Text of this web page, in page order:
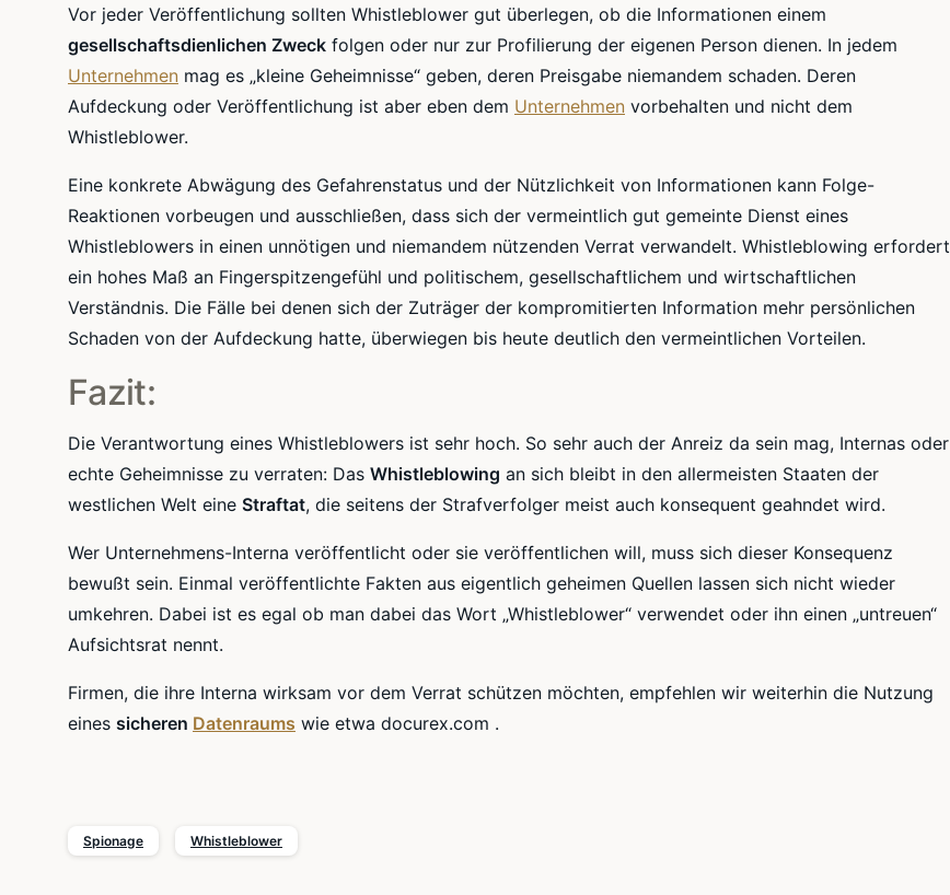
Vor jeder Veröffentlichung sollten Whistleblower gut überlegen, ob die Informationen einem
gesellschaftsdienlichen Zweck folgen oder nur zur Profilierung der eigenen Person dienen. In jedem
Unternehmen mag es „kleine Geheimnisse“ geben, deren Preisgabe niemandem schaden. Deren
Aufdeckung oder Veröffentlichung ist aber eben dem Unternehmen vorbehalten und nicht dem
Whistleblower.
Eine konkrete Abwägung des Gefahrenstatus und der Nützlichkeit von Informationen kann Folge-
Reaktionen vorbeugen und ausschließen, dass sich der vermeintlich gut gemeinte Dienst eines
Whistleblowers in einen unnötigen und niemandem nützenden Verrat verwandelt. Whistleblowing erfordert
ein hohes Maß an Fingerspitzengefühl und politischem, gesellschaftlichem und wirtschaftlichen
Verständnis. Die Fälle bei denen sich der Zuträger der kompromitierten Information mehr persönlichen
Schaden von der Aufdeckung hatte, überwiegen bis heute deutlich den vermeintlichen Vorteilen.
Fazit:
Die Verantwortung eines Whistleblowers ist sehr hoch. So sehr auch der Anreiz da sein mag, Internas oder
echte Geheimnisse zu verraten: Das Whistleblowing an sich bleibt in den allermeisten Staaten der
westlichen Welt eine Straftat, die seitens der Strafverfolger meist auch konsequent geahndet wird.
Wer Unternehmens-Interna veröffentlicht oder sie veröffentlichen will, muss sich dieser Konsequenz
bewußt sein. Einmal veröffentlichte Fakten aus eigentlich geheimen Quellen lassen sich nicht wieder
umkehren. Dabei ist es egal ob man dabei das Wort „Whistleblower“ verwendet oder ihn einen „untreuen“
Aufsichtsrat nennt.
Firmen, die ihre Interna wirksam vor dem Verrat schützen möchten, empfehlen wir weiterhin die Nutzung
eines sicheren Datenraums wie etwa docurex.com .
Spionage Whistleblower